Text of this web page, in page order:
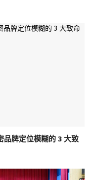
品牌定位模糊的 3 大致